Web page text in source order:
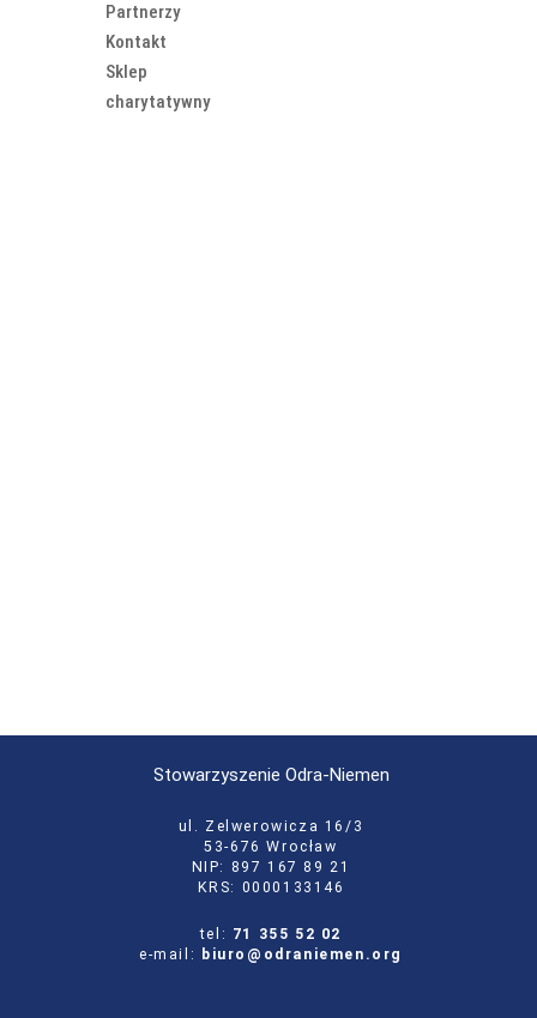
Partnerzy
Kontakt
Sklep
charytatywny
Stowarzyszenie Odra-Niemen
ul. Zelwerowicza 16/3
53-676 Wrocław
NIP: 897 167 89 21
KRS: 0000133146
tel: 71 355 52 02
e-mail:
biuro@odraniemen.org